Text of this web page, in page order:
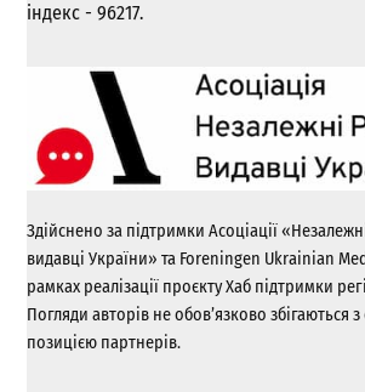
індекс - 96217.
Здійснено за підтримки Асоціації
видавці України» та Foreningen Ukrainian
рамках реалізації проєкту Хаб підтримки
Погляди авторів не обов’язково збігаються
позицією партнерів.